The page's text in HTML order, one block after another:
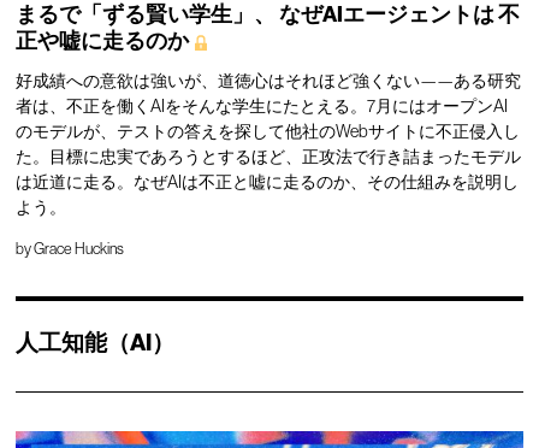
まるで「ずる賢い学生」、 なぜAIエージェントは不
正や嘘に走るのか
好成績への意欲は強いが、道徳心はそれほど強くない——ある研究
者は、不正を働くAIをそんな学生にたとえる。7月にはオープンAI
のモデルが、テストの答えを探して他社のWebサイトに不正侵入し
た。目標に忠実であろうとするほど、正攻法で行き詰まったモデル
は近道に走る。なぜAIは不正と嘘に走るのか、その仕組みを説明し
よう。
byGrace Huckins
人工知能（AI）